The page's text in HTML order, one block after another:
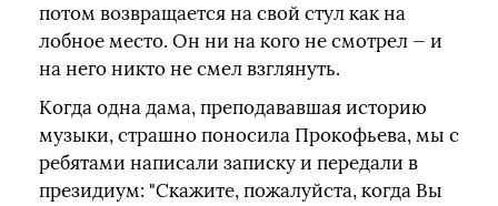
потом возвращается на свой стул как на
лобное место. Он ни на кого не смотрел — и
на него никто не смел взглянуть.
Когда одна дама, преподававшая историю
музыки, страшно поносила Прокофьева, мы с
ребятами написали записку и передали в
президиум: "Скажите, пожалуйста, когда Вы